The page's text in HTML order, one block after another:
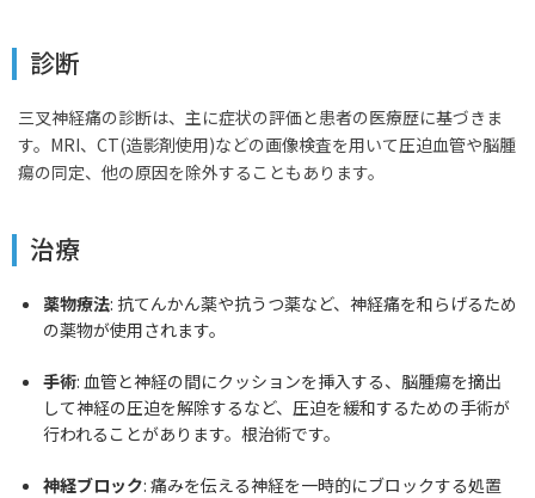
診断
三叉神経痛の診断は、主に症状の評価と患者の医療歴に基づきま
す。MRI、CT(造影剤使用)などの画像検査を用いて圧迫血管や脳腫
瘍の同定、他の原因を除外することもあります。
治療
薬物療法: 抗てんかん薬や抗うつ薬など、神経痛を和らげるため
の薬物が使用されます。
手術: 血管と神経の間にクッションを挿入する、脳腫瘍を摘出
して神経の圧迫を解除するなど、圧迫を緩和するための手術が
行われることがあります。根治術です。
神経ブロック: 痛みを伝える神経を一時的にブロックする処置